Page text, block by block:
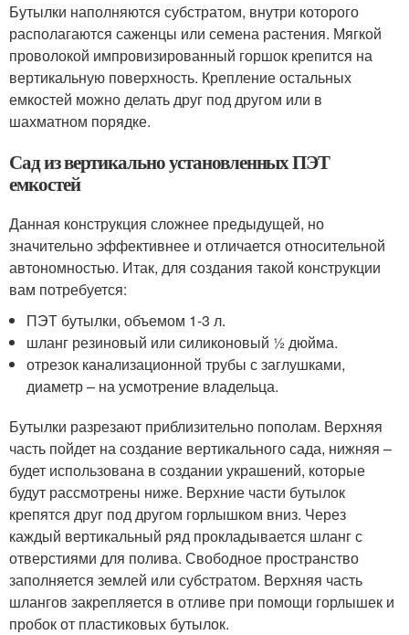
Бутылки наполняются субстратом, внутри которого
располагаются саженцы или семена растения. Мягкой
проволокой импровизированный горшок крепится на
вертикальную поверхность. Крепление остальных
емкостей можно делать друг под другом или в
шахматном порядке.
Сад из вертикально установленных ПЭТ
емкостей
Данная конструкция сложнее предыдущей, но
значительно эффективнее и отличается относительной
автономностью. Итак, для создания такой конструкции
вам потребуется:
ПЭТ бутылки, объемом 1-3 л.
шланг резиновый или силиконовый ½ дюйма.
отрезок канализационной трубы с заглушками,
диаметр – на усмотрение владельца.
Бутылки разрезают приблизительно пополам. Верхняя
часть пойдет на создание вертикального сада, нижняя –
будет использована в создании украшений, которые
будут рассмотрены ниже. Верхние части бутылок
крепятся друг под другом горлышком вниз. Через
каждый вертикальный ряд прокладывается шланг с
отверстиями для полива. Свободное пространство
заполняется землей или субстратом. Верхняя часть
шлангов закрепляется в отливе при помощи горлышек и
пробок от пластиковых бутылок.